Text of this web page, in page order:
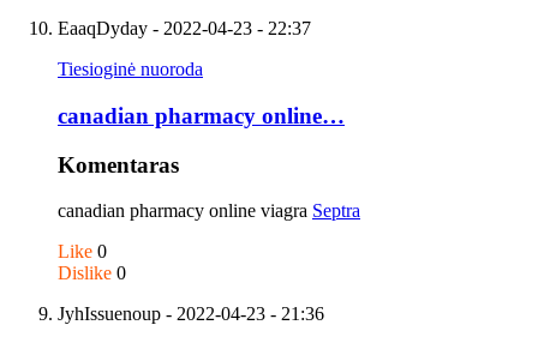
EaaqDyday - 2022-04-23 - 22:37
Tiesioginė nuoroda
canadian pharmacy online…
Komentaras
canadian pharmacy online viagra Septra
Like 0
Dislike 0
JyhIssuenoup - 2022-04-23 - 21:36